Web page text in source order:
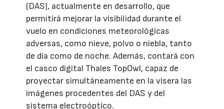
(DAS), actualmente en desarrollo, que
permitirá mejorar la visibilidad durante el
vuelo en condiciones meteorológicas
adversas, como nieve, polvo o niebla, tanto
de día como de noche. Además, contará con
el casco digital Thales TopOwl, capaz de
proyectar simultáneamente en la visera las
imágenes procedentes del DAS y del
sistema electroóptico.